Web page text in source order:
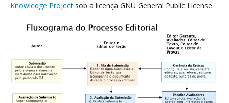
Knowledge Project sob a licença GNU General Public License.